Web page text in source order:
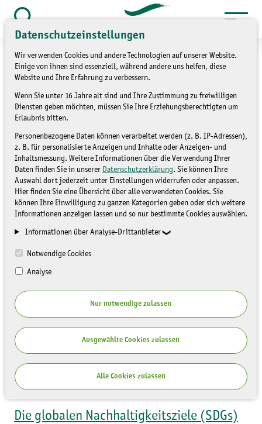
Datenschutzeinstellungen
Wir verwenden Cookies und andere Technologien auf unserer Website.
Einige von ihnen sind essenziell, während andere uns helfen, diese
Website und Ihre Erfahrung zu verbessern.
Wenn Sie unter 16 Jahre alt sind und Ihre Zustimmung zu freiwilligen
Diensten geben möchten, müssen Sie Ihre Erziehungsberechtigten um
Erlaubnis bitten.
Personenbezogene Daten können verarbeitet werden (z. B. IP-Adressen),
z. B. für personalisierte Anzeigen und Inhalte oder Anzeigen- und
Inhaltsmessung. Weitere Informationen über die Verwendung Ihrer
Daten finden Sie in unserer Datenschutzerklärung. Sie können Ihre
Auswahl dort jederzeit unter Einstellungen widerrufen oder anpassen.
Hier finden Sie eine Übersicht über alle verwendeten Cookies. Sie
können Ihre Einwilligung zu ganzen Kategorien geben oder sich weitere
Informationen anzeigen lassen und so nur bestimmte Cookies auswählen.
Informationen über Analyse-Drittanbieter
Notwendige Cookies
Analyse
Nur notwendige zulassen
Ausgewählte Cookies zulassen
Alle Cookies zulassen
Zum
springen
Suche
öffnen
Themen » Bildung für nachhaltige
Entwicklung
» Landeskoordinierungsstelle BNE
Die globalen
Nachhaltigkeitsziele
(SDGs) auf Sächsisch
LANDESKOORDINIERUNGSSTELLE
BNE
Die globalen Nachhaltigkeitsziele (SDGs)